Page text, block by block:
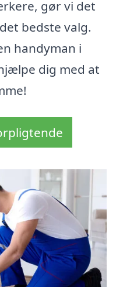
gør vi det
bedste valg.
handyman i
dig med at